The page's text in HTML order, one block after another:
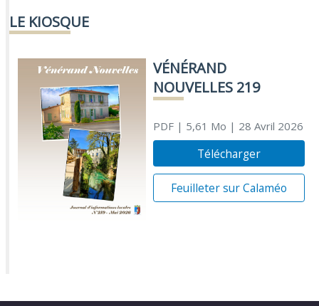
LE KIOSQUE
VÉNÉRAND
NOUVELLES 219
PDF| 5,61 Mo | 28 Avril 2026
Télécharger
Feuilleter sur Calaméo